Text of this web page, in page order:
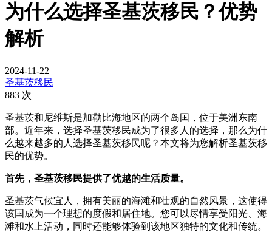
为什么选择圣基茨移民？优势
解析
2024-11-22
圣基茨移民
883 次
圣基茨和尼维斯是加勒比海地区的两个岛国，位于美洲东南
部。近年来，选择圣基茨移民成为了很多人的选择，那么为什
么越来越多的人选择圣基茨移民呢？本文将为您解析圣基茨移
民的优势。
首先，圣基茨移民提供了优越的生活质量。
圣基茨气候宜人，拥有美丽的海滩和壮观的自然风景，这使得
该国成为一个理想的度假和居住地。您可以尽情享受阳光、海
滩和水上活动，同时还能够体验到该地区独特的文化和传统。